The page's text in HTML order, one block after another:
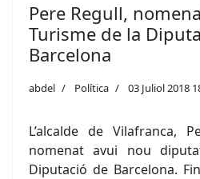
Pere Regull,
Turisme de la
Barcelona
abdel Política 03 Juliol 2018
L’alcalde de Vilafranca,
nomenat avui nou
Diputació de Barcelona.